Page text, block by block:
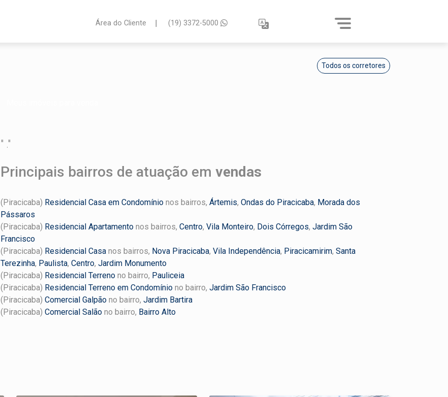
Área do Cliente | (19) 3372-5000
Todos os corretores
" ."
Principais bairros de atuação em vendas
(Piracicaba) Residencial Casa em Condomínionos bairros, Ártemis, Ondas do Piracicaba, Morada dos
Pássaros
(Piracicaba) Residencial Apartamentonos bairros, Centro, Vila Monteiro, Dois Córregos, Jardim São
Francisco
(Piracicaba) Residencial Casanos bairros, Nova Piracicaba, Vila Independência, Piracicamirim, Santa
Terezinha, Paulista, Centro, Jardim Monumento
(Piracicaba) Residencial Terrenono bairro, Pauliceia
(Piracicaba) Residencial Terreno em Condomíniono bairro, Jardim São Francisco
(Piracicaba) Comercial Galpãono bairro, Jardim Bartira
(Piracicaba) Comercial Salãono bairro, Bairro Alto